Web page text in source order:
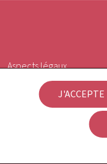
J'ACCEPTE
Aspects légaux
Déclaration d'accessibilité